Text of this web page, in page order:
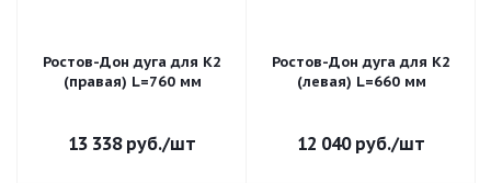
Ростов-Дон дуга для К2
(правая) L=760 мм
13 338руб./шт
Ростов-Дон дуга для К2
(левая) L=660 мм
12 040руб./шт